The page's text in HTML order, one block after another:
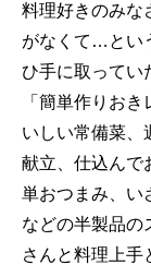
料理好きのみな
がなくて…とい
ひ手に取ってい
「簡単作りお
いしい常備菜、
献立、仕込んで
単おつまみ、い
などの半製品
さんと料理上手